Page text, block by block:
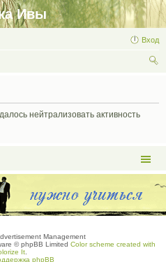
Ивы
Вход
нейтрализовать активность
Management
© phpBB Limited Color scheme created with
It.
phpBB